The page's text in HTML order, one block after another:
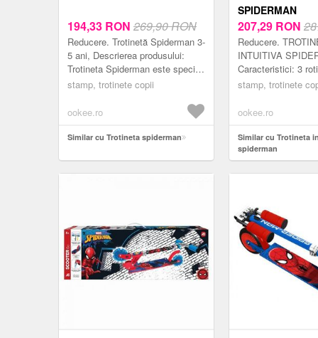
194,33 RON 269,90 RON
Reducere. Trotinetă Spiderman 3-
5 ani, Descrierea produsului:
Trotineta Spiderman este special
concepută pentru copiii între 3 și
stamp, trotinete copii
ookee.ro
Similar cu Trotineta spiderman
SPIDERMAN
207,29 RON
Reducere.
INTUITIVA
Caracteristici: 3
122mm, 1x
fata, Platforma...
stamp, trotinete
ookee.ro
Similar cu Trotineta
spiderman